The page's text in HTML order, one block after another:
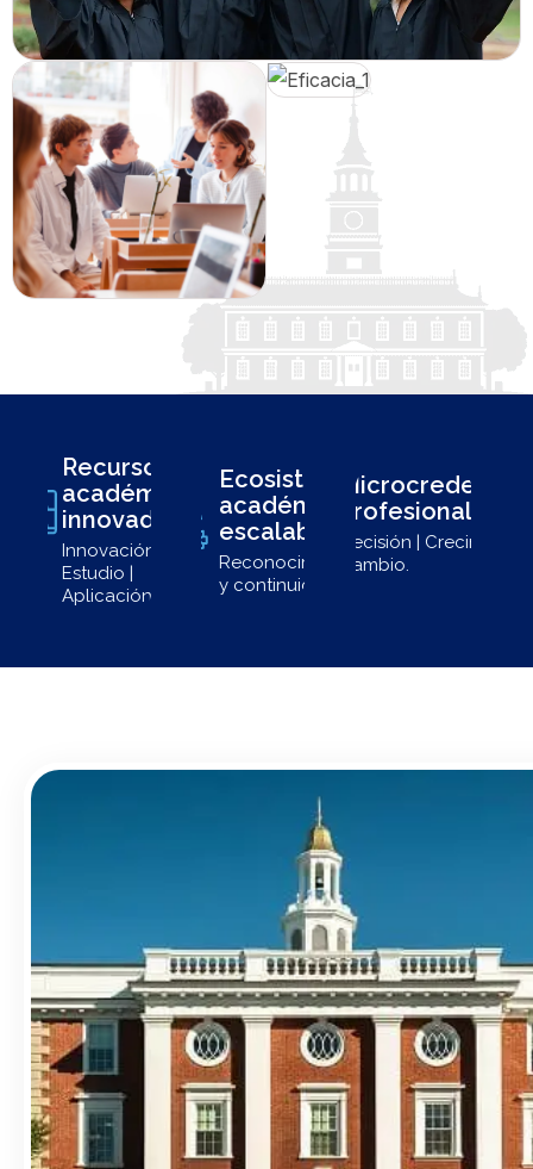
Recursos
académicos
innovadores
Innovación |
Estudio |
Aplicación.
Ecosistema
académico
escalable
Reconocimiento
y continuidad.
profesionales
Decisión | Crecimiento
Cambio.